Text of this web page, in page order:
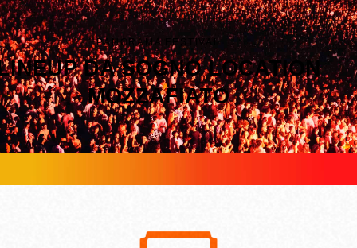
PANORAMA FESTIVAL
DA SOGNOLOCATION
MOZZAFIATO